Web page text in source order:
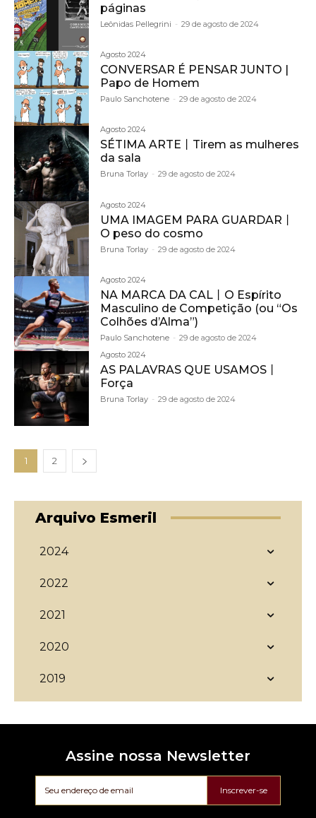
páginas
Leônidas Pellegrini - 29 de agosto de 2024
Agosto 2024
CONVERSAR É PENSAR JUNTO |
Papo de Homem
Paulo Sanchotene - 29 de agosto de 2024
Agosto 2024
SÉTIMA ARTE丨Tirem as mulheres
da sala
Bruna Torlay - 29 de agosto de 2024
Agosto 2024
UMA IMAGEM PARA GUARDAR丨
O peso do cosmo
Bruna Torlay - 29 de agosto de 2024
Agosto 2024
NA MARCA DA CAL丨O Espírito
Masculino de Competição (ou “Os
Colhões d’Alma”)
Paulo Sanchotene - 29 de agosto de 2024
Agosto 2024
AS PALAVRAS QUE USAMOS丨
Força
Bruna Torlay - 29 de agosto de 2024
1 2
Arquivo Esmeril
2024
2022
2021
2020
2019
Assine nossa Newsletter
Inscrever-se